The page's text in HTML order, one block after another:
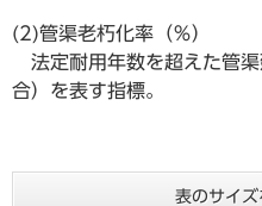
(2)管渠老朽化率（％）
法定耐用年数を超えた管
合）を表す指標。
表のサイ